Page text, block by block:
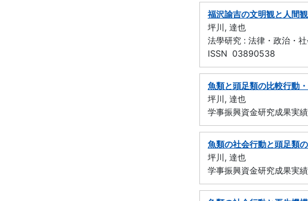
福沢諭吉の文明観と人間
坪川, 達也
法學研究 : 法律・政治・
ISSN 03890538
魚類と頭足類の比較行動
坪川, 達也
学事振興資金研究成果実
魚類の社会行動と頭足類
坪川, 達也
学事振興資金研究成果実